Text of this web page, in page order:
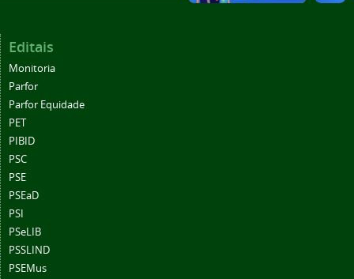
Editais
Monitoria
Parfor
Parfor Equidade
PET
PIBID
PSC
PSE
PSEaD
PSI
PSeLIB
PSSLIND
PSEMus